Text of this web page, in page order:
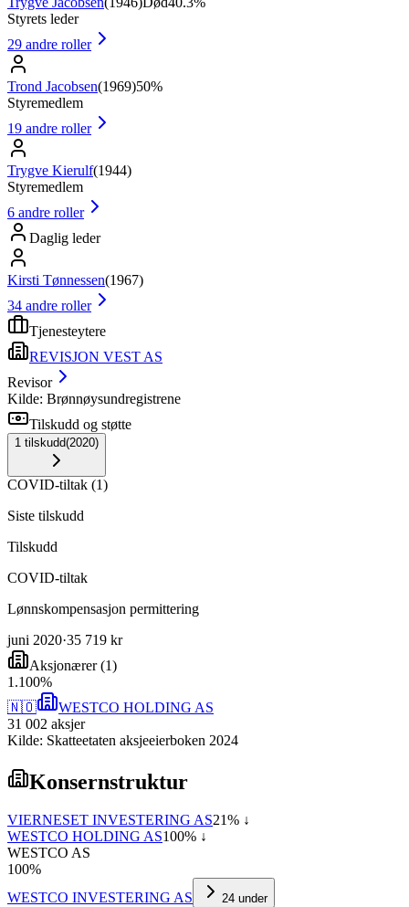
Styrets leder
29 andre roller
Trond Jacobsen(1969)50%
Styremedlem
19 andre roller
Trygve Kierulf(1944)
Styremedlem
6 andre roller
Daglig leder
Kirsti Tønnessen(1967)
34 andre roller
Tjenesteytere
REVISJON VEST AS
Revisor
Kilde: Brønnøysundregistrene
Tilskudd og støtte
1 tilskudd(2020)
COVID-tiltak (1)
Siste tilskudd
Tilskudd
COVID-tiltak
Lønnskompensasjon permittering
juni 2020·35 719 kr
Aksjonærer(1)
1 .100%
🇳🇴
WESTCO HOLDING AS
31 002 aksjer
Kilde: Skatteetaten aksjeeierboken 2024
Konsernstruktur
VIERNESET INVESTERING AS21% ↓
WESTCO HOLDING AS100% ↓
WESTCO AS
100%
WESTCO INVESTERING AS
24 under